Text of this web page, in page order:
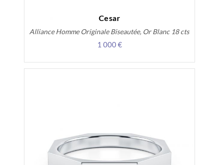
Cesar
Alliance Homme Originale Biseautée, Or Blanc 18 cts
1 000 €